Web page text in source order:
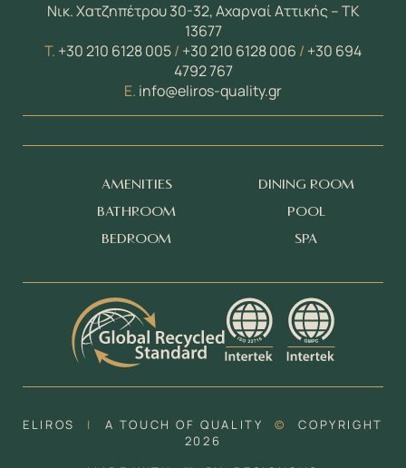
Νικ. Χατζηπέτρου 30-32, Αχαρναί Αττικής – ΤΚ
13677
Τ. +30 210 6128 005/ +30 210 6128 006 / +30 694
4792 767
E. info@eliros-quality.gr
AMENITIES
BATHROOM
BEDROOM
DINING ROOM
POOL
SPA
ELIROS | A TOUCH OF QUALITY ©
COPYRIGHT
2026